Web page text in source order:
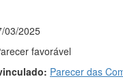
03/2025
favorável
Parecer das